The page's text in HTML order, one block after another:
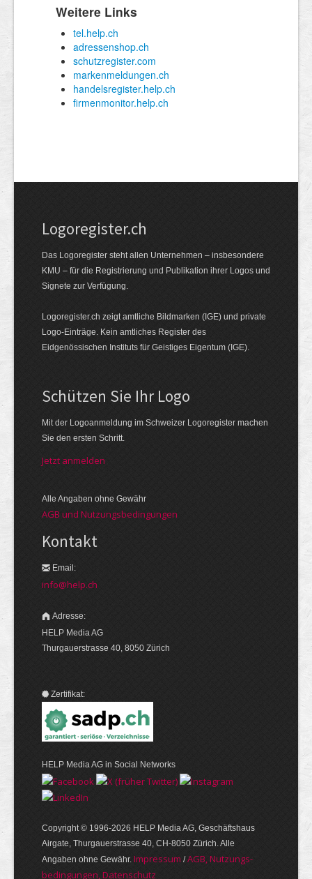
Logoregister.ch
Das Logoregister steht allen Unternehmen – insbesondere
KMU – für die Registrierung und Publikation ihrer Logos und
Signete zur Verfügung.
Logoregister.ch zeigt amtliche Bildmarken (IGE) und private
Logo-Einträge. Kein amtliches Register des
Eidgenössischen Instituts für Geistiges Eigentum (IGE).
Schützen Sie Ihr Logo
Mit der Logo­an­meldung im Schweizer Logo­register machen
Sie den ersten Schritt.
Jetzt anmelden
Alle Angaben ohne Gewähr
AGB und Nutzungsbedingungen
Kontakt
Email:
info@help.ch
Adresse:
HELP Media AG
Thurgauerstrasse 40, 8050 Zürich
Zertifikat:
HELP Media AG in Social Networks
Copyright © 1996-2026 HELP Media AG, Geschäftshaus
Airgate, Thurgauer­strasse 40, CH-8050 Zürich. Alle
Angaben ohne Gewähr. Im­pres­sum /AGB, Nut­zungs­
bedin­gungen, Daten­schutz